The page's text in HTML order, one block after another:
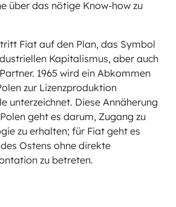
über das nötige Know-how zu
Fiat auf den Plan, das Symbol
Kapitalismus, aber auch
1965 wird ein Abkommen
zur Lizenzproduktion
unterzeichnet. Diese Annäherung
geht es darum, Zugang zu
zu erhalten; für Fiat geht es
Ostens ohne direkte
zu betreten.